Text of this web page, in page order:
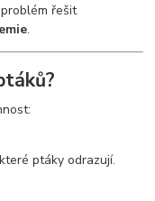
řešit
.
ptáky odrazují.